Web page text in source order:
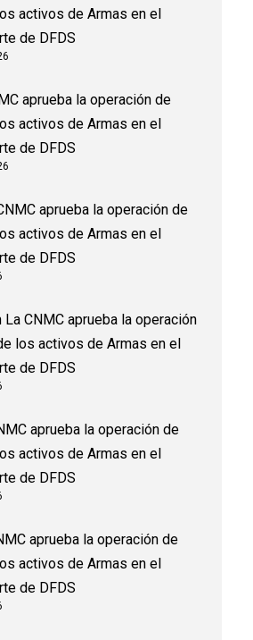
activos de Armas en el
de DFDS
aprueba la operación de
activos de Armas en el
de DFDS
aprueba la operación de
activos de Armas en el
de DFDS
La CNMC aprueba la operación
los activos de Armas en el
de DFDS
aprueba la operación de
activos de Armas en el
de DFDS
aprueba la operación de
activos de Armas en el
de DFDS